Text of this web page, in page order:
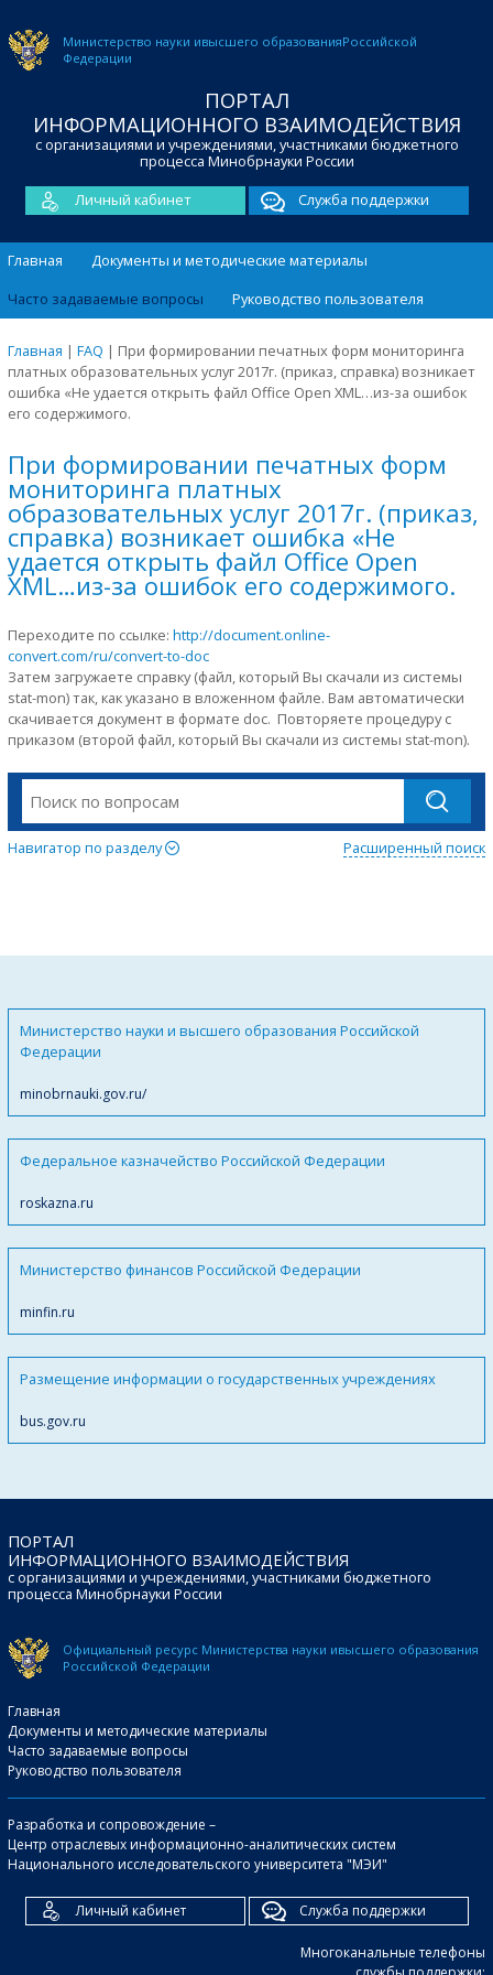
Министерство науки ивысшего образованияРоссийской
Федерации
ПОРТАЛ
ИНФОРМАЦИОННОГО ВЗАИМОДЕЙСТВИЯ
с организациями и учреждениями, участниками бюджетного
процесса Минобрнауки России
Личный кабинет
Служба поддержки
Главная
Документы и методические материалы
Часто задаваемые вопросы
Руководство пользователя
Главная | FAQ | При формировании печатных форм мониторинга
платных образовательных услуг 2017г. (приказ, справка) возникает
ошибка «Не удается открыть файл Office Open XML…из-за ошибок
его содержимого.
При формировании печатных форм
мониторинга платных
образовательных услуг 2017г. (приказ,
справка) возникает ошибка «Не
удается открыть файл Office Open
XML…из-за ошибок его содержимого.
Переходите по ссылке: http://document.online-
convert.com/ru/convert-to-doc
Затем загружаете справку (файл, который Вы скачали из системы
stat-mon) так, как указано в вложенном файле. Вам автоматически
скачивается документ в формате doc. Повторяете процедуру с
приказом (второй файл, который Вы скачали из системы stat-mon).
Навигатор по разделу Расширенный поиск
Министерство науки и высшего образования Российской
Федерации
minobrnauki.gov.ru/
Федеральное казначейство Российской Федерации
roskazna.ru
Министерство финансов Российской Федерации
minfin.ru
Размещение информации о государственных учреждениях
bus.gov.ru
ПОРТАЛ
ИНФОРМАЦИОННОГО ВЗАИМОДЕЙСТВИЯ
с организациями и учреждениями, участниками бюджетного
процесса Минобрнауки России
Официальный ресурс Министерства науки ивысшего образования
Российской Федерации
Главная
Документы и методические материалы
Часто задаваемые вопросы
Руководство пользователя
Разработка и сопровождение –
Центр отраслевых информационно-аналитических систем
Национального исследовательского университета "МЭИ"
Личный кабинет Служба поддержки
Многоканальные телефоны